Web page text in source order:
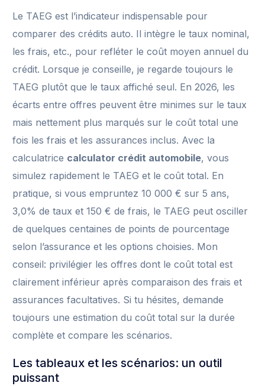
Le TAEG est l’indicateur indispensable pour
comparer des crédits auto. Il intègre le taux nominal,
les frais, etc., pour refléter le coût moyen annuel du
crédit. Lorsque je conseille, je regarde toujours le
TAEG plutôt que le taux affiché seul. En 2026, les
écarts entre offres peuvent être minimes sur le taux
mais nettement plus marqués sur le coût total une
fois les frais et les assurances inclus. Avec la
calculatrice calculator crédit automobile, vous
simulez rapidement le TAEG et le coût total. En
pratique, si vous empruntez 10 000 € sur 5 ans,
3,0% de taux et 150 € de frais, le TAEG peut osciller
de quelques centaines de points de pourcentage
selon l’assurance et les options choisies. Mon
conseil: privilégier les offres dont le coût total est
clairement inférieur après comparaison des frais et
assurances facultatives. Si tu hésites, demande
toujours une estimation du coût total sur la durée
complète et compare les scénarios.
Les tableaux et les scénarios: un outil
puissant